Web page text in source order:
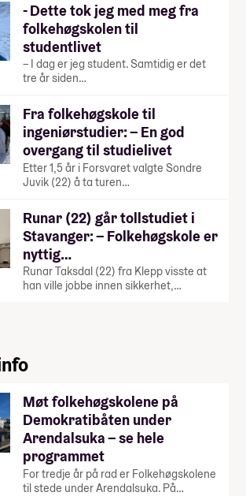
- Dette tok jeg med meg fra
folkehøgskolen til
studentlivet
– I dag er jeg student. Samtidig er det
tre år siden…
Fra folkehøgskole til
ingeniørstudier: – En god
overgang til studielivet
Etter 1,5 år i Forsvaret valgte Sondre
Juvik (22) å ta turen…
Runar (22) går tollstudiet i
Stavanger: – Folkehøgskole er
nyttig…
Runar Taksdal (22) fra Klepp visste at
han ville jobbe innen sikkerhet,…
Møt folkehøgskolene på
Demokratibåten under
Arendalsuka – se hele
programmet
For tredje år på rad er Folkehøgskolene
til stede under Arendalsuka. På…